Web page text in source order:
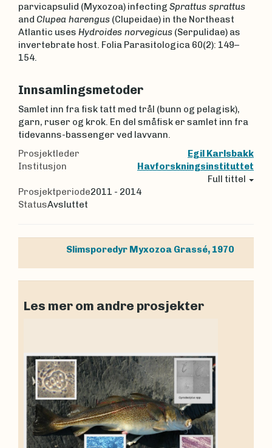
parvicapsulid (Myxozoa) infecting Sprattus sprattus
and Clupea harengus (Clupeidae) in the Northeast
Atlantic uses Hydroides norvegicus (Serpulidae) as
invertebrate host. Folia Parasitologica 60(2): 149–
154.
Innsamlingsmetoder
Samlet inn fra fisk tatt med trål (bunn og pelagisk),
garn, ruser og krok. En del småfisk er samlet inn fra
tidevanns-bassenger ved lavvann.
Prosjektleder
Egil Karlsbakk
Institusjon
Havforskningsinstituttet
Full tittel
Prosjektperiode2011 - 2014
StatusAvsluttet
Slimsporedyr Myxozoa Grassé, 1970
Les mer om andre prosjekter